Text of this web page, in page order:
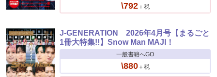
\792＋税
J-GENERATION 2026年4月号【まるごと
1冊大特集!!】Snow Man MAJI！
一般書籍へGO
\880＋税